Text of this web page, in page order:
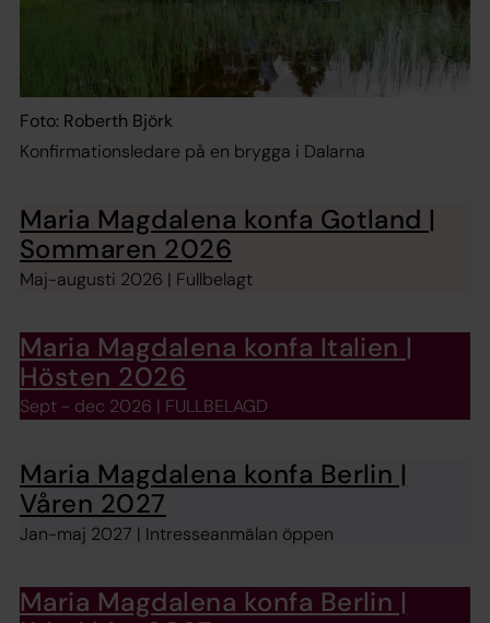
Foto: Roberth Björk
Konfirmationsledare på en brygga i Dalarna
Maria Magdalena konfa Gotland |
Sommaren 2026
Maj-augusti 2026 | Fullbelagt
Maria Magdalena konfa Italien |
Hösten 2026
Sept - dec 2026 | FULLBELAGD
Maria Magdalena konfa Berlin |
Våren 2027
Jan-maj 2027 | Intresseanmälan öppen
Maria Magdalena konfa Berlin |